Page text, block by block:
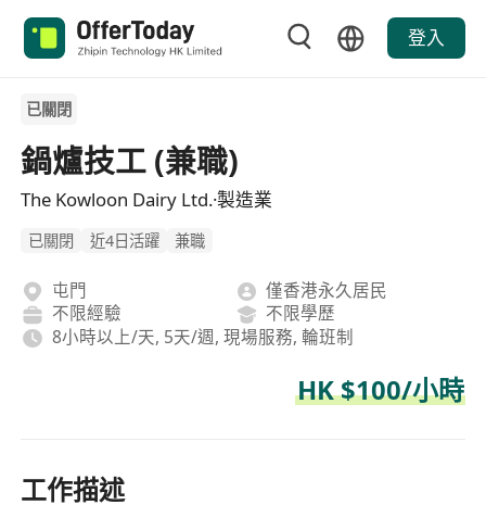
登入
已關閉
鍋爐技工 (兼職)
The Kowloon Dairy Ltd.·製造業
已關閉 近4日活躍 兼職
屯門
僅香港永久居民
不限經驗
不限學歷
8小時以上/天, 5天/週, 現場服務, 輪班制
HK $100/小時
工作描述